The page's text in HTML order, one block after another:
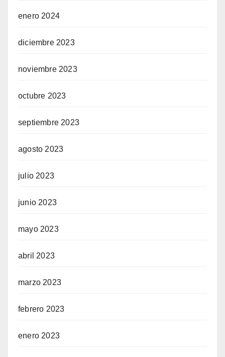
enero 2024
diciembre 2023
noviembre 2023
octubre 2023
septiembre 2023
agosto 2023
julio 2023
junio 2023
mayo 2023
abril 2023
marzo 2023
febrero 2023
enero 2023